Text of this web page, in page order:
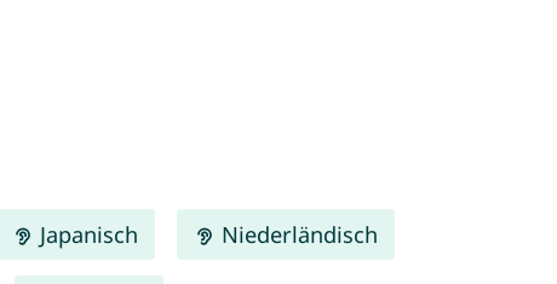
Japanisch Niederländisch